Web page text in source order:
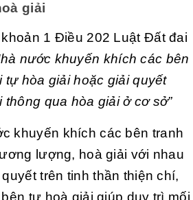
giải
1 Điều 202 Luật Đất đai
nước khuyến khích các bên
tự hòa giải hoặc giải quyết
qua hòa giải ở cơ sở”
khuyến khích các bên tranh
lượng, hoà giải với nhau
trên tinh thần thiện chí,
tự hoà giải giúp duy trì mối